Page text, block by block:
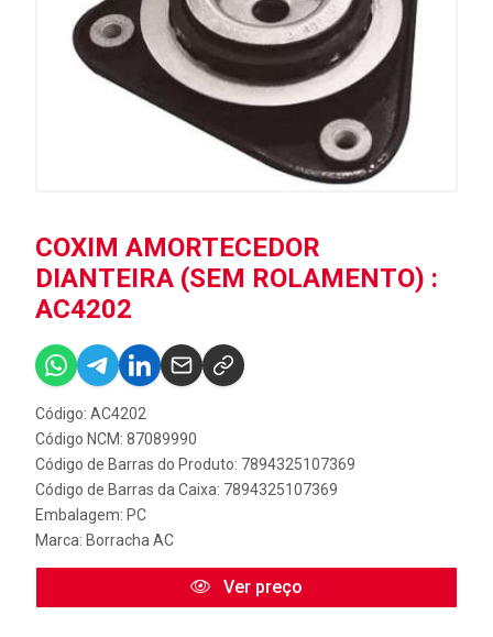
COXIM AMORTECEDOR
DIANTEIRA (SEM ROLAMENTO) :
AC4202
Código: AC4202
Código NCM: 87089990
Código de Barras do Produto: 7894325107369
Código de Barras da Caixa: 7894325107369
Embalagem: PC
Marca: Borracha AC
Ver preço